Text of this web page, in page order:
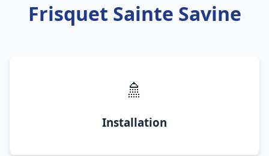
Frisquet Sainte Savine
🚿
Installation